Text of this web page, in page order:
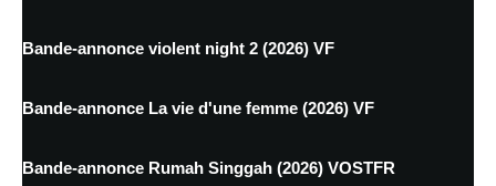
Bande-annonce violent night 2 (2026) VF
Bande-annonce La vie d'une femme (2026) VF
Bande-annonce Rumah Singgah (2026) VOSTFR